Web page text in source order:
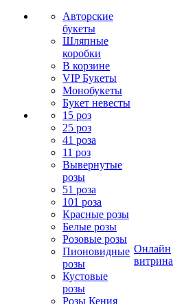
Авторские
букеты
Шляпные
коробки
В корзине
VIP Букеты
Монобукеты
Букет невесты
15 роз
25 роз
41 роза
11 роз
Вывернутые
розы
51 роза
101 роза
Красные розы
Белые розы
Розовые розы
Пионовидные
розы
Кустовые
розы
Розы Кения
Онлайн
витрина